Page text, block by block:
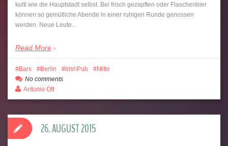
kulti wie die Hauptstadt selbst. Bei frisch gezapften oder Flaschenbier
können so gemütliche Abende in einer ruhigen Runde genossen
werden. Neue Leute…
Read More
Bars Berlin IrishPub
Mitte
No comments
Antonio Ott
26. AUGUST 2015